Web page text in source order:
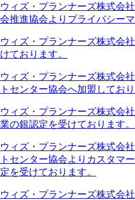
ウィズ・プランナーズ株式会
会推進協会よりプライバシー
ウィズ・プランナーズ株式会
けております。
ウィズ・プランナーズ株式会
トセンター協会へ加盟しており
ウィズ・プランナーズ株式会
業の銀認定を受けております。
ウィズ・プランナーズ株式会
トセンター協会よりカスタマ
定を受けております。
ウィズ・プランナーズ株式会